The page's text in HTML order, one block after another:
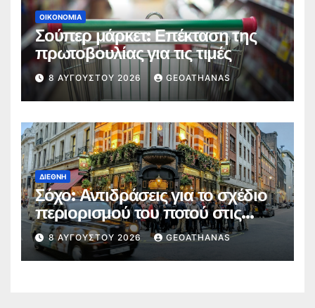
ΟΙΚΟΝΟΜΊΑ
Σούπερ μάρκετ: Επέκταση της
πρωτοβουλίας για τις τιμές
8 ΑΥΓΟΎΣΤΟΥ 2026 GEOATHANAS
ΔΙΕΘΝΉ
Σόχο: Αντιδράσεις για το σχέδιο
περιορισμού του ποτού στις
παμπ
8 ΑΥΓΟΎΣΤΟΥ 2026 GEOATHANAS